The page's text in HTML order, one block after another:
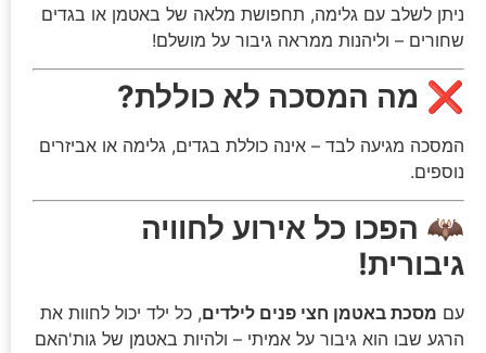
ניתן לשלב עם גלימה, תחפושת מלאה של באטמן או בגדים
שחורים – וליהנות ממראה גיבור על מושלם!
❌ מה המסכה לא כוללת?
המסכה מגיעה לבד – אינה כוללת בגדים, גלימה או אביזרים
נוספים.
🦇 הפכו כל אירוע לחוויה
גיבורית!
עם מסכת באטמן חצי פנים לילדים, כל ילד יכול לחוות את
הרגע שבו הוא גיבור על אמיתי – ולהיות באטמן של גות'האם